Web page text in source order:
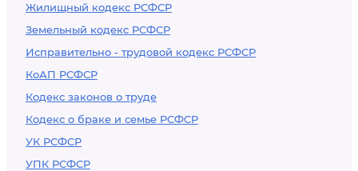
Жилищный кодекс РСФСР
Земельный кодекс РСФСР
Исправительно - трудовой кодекс РСФСР
КоАП РСФСР
Кодекс законов о труде
Кодекс о браке и семье РСФСР
УК РСФСР
УПК РСФСР